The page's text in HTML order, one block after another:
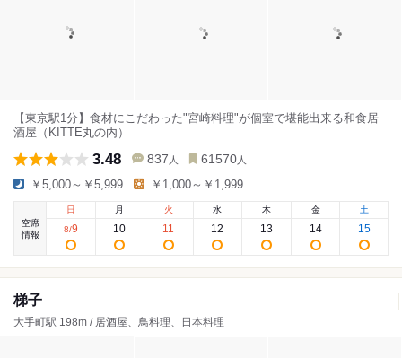
【東京駅1分】食材にこだわった"宮崎料理"が個室で堪能出来る和食居
酒屋（KITTE丸の内）
3.48 837 人 61570 人
￥5,000～￥5,999 ￥1,000～￥1,999
空席
情報
日
8/9
月
10
火
11
水
12
木
13
金
14
土
15
梯子
大手町駅 198m / 居酒屋、鳥料理、日本料理